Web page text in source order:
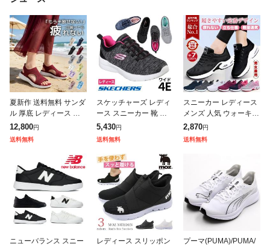
夏新作 送料無料 サンダ
ル 厚底 レディース ス
ポーツサンダル メッシ
ュ 通気性 蒸されない
12,800円
送料無料
スケッチャーズ レディ
ース スニーカー 靴 ダ
イナマイト 2.0 イン ア
フラッシュ 12965W ワ
5,430円
送料無料
スニーカー レディース
メンズ 人気 ウォーキン
グシューズ ランニング
シューズ 男女兼用 ジョ
2,870円
送料無料
ニューバランス スニー
レディース スリッポン
プーマ(PUMA)/PUMA/